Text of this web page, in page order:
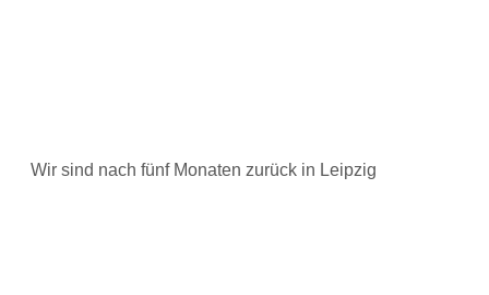
Wir sind nach fünf Monaten zurück in Leipzig